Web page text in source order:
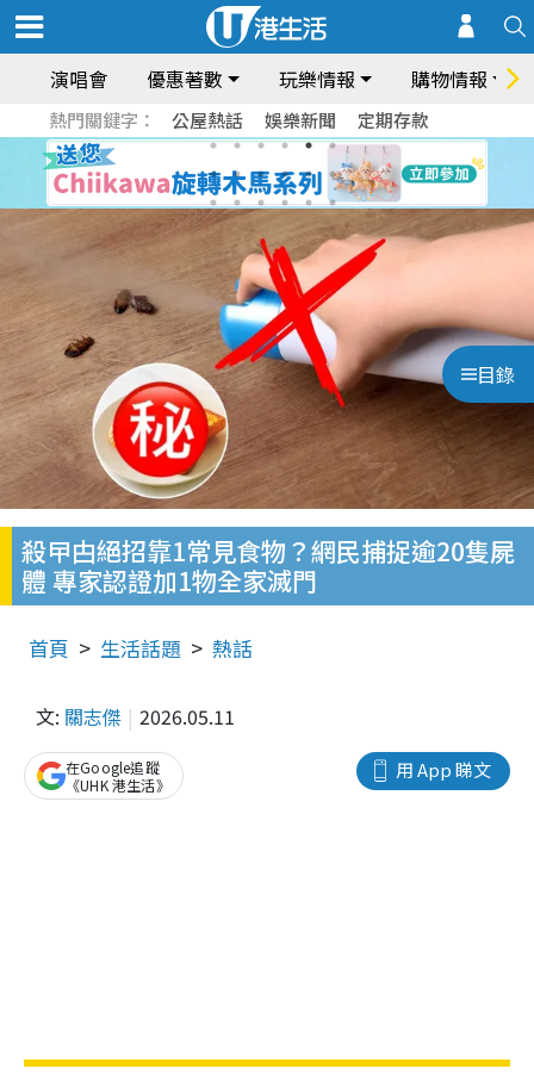
演唱會 優惠著數 玩樂情報 購物情報
熱門關鍵字： 公屋熱話 娛樂新聞 定期存款
目錄
殺曱甴絕招靠1常見食物？網民捕捉逾20隻屍
體 專家認證加1物全家滅門
首頁 生活話題 熱話
文: 關志傑 2026.05.11
用 App 睇文
在Google追蹤
《UHK 港生活》